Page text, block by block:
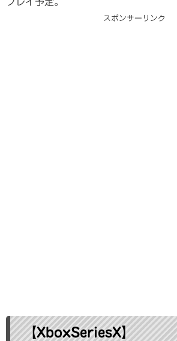
プレイ予定。
スポンサーリンク
【XboxSeriesX】